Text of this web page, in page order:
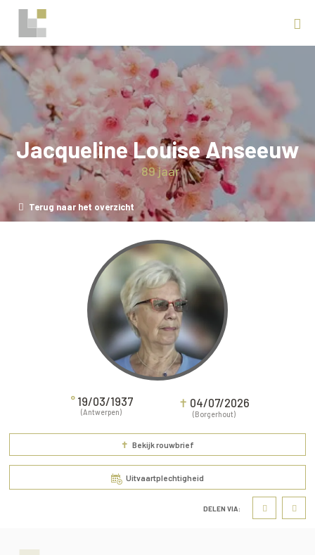
Jacqueline Louise Anseeuw
89 jaar
Terug naar het overzicht
° 19/03/1937
(Antwerpen)
✝ 04/07/2026
(Borgerhout)
DELEN VIA:
✝ Bekijk rouwbrief
Uitvaartplechtigheid